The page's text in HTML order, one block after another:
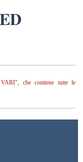
che contiene tutte le